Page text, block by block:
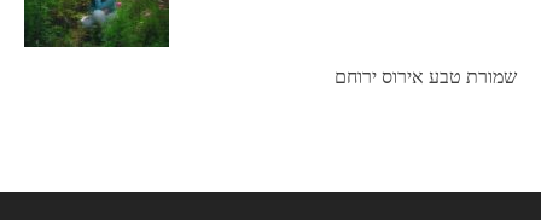
שמורת טבע אירוס ירוחם